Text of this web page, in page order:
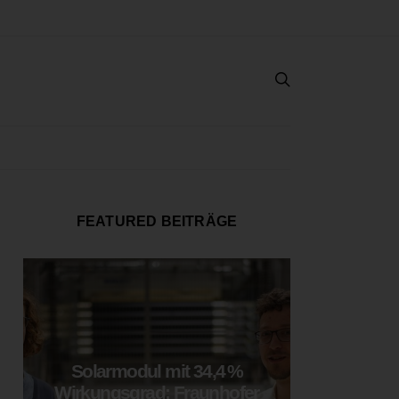
FEATURED BEITRÄGE
Solarmodul mit 34,4 %
Wirkungsgrad: Fraunhofer